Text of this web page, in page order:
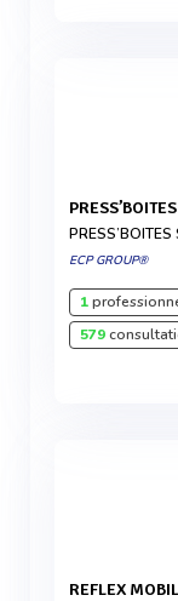
ECP GROUP®
1
579
REFLEX